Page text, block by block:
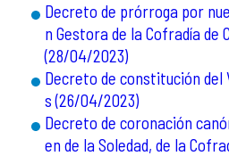
Decreto de prórroga por
n Gestora de la Cofradía de
(28/04/2023)
Decreto de constitución del
s (26/04/2023)
Decreto de coronación
en de la Soledad, de la